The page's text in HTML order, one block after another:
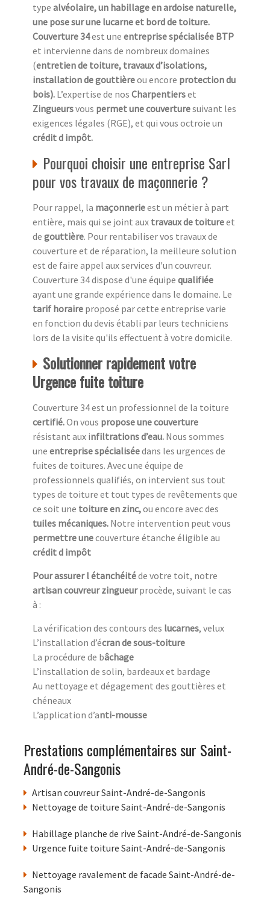
type alvéolaire, un habillage en ardoise naturelle,
une pose sur une lucarne et bord de toiture.
Couverture 34est une entreprise spécialisée BTP
et intervienne dans de nombreux domaines
(entretien de toiture, travaux d’isolations,
installation de gouttièreou encore protection du
bois). L’expertise de nos Charpentierset
Zingueursvous permet une couverturesuivant les
exigences légales (RGE), et qui vous octroie un
crédit d impôt.
Pourquoi choisir une entreprise Sarl
pour vos travaux de maçonnerie ?
Pour rappel, la maçonnerieest un métier à part
entière, mais qui se joint aux travaux de toitureet
de gouttière. Pour rentabiliser vos travaux de
couverture et de réparation, la meilleure solution
est de faire appel aux services d'un couvreur.
Couverture 34 dispose d'une équipe qualifiée
ayant une grande expérience dans le domaine. Le
tarif horaire proposé par cette entreprise varie
en fonction du devis établi par leurs techniciens
lors de la visite qu'ils effectuent à votre domicile.
Solutionner rapidement votre
Urgence fuite toiture
Couverture 34 est un professionnel de la toiture
certifié.On vous propose une couverture
résistant aux infiltrations d’eau. Nous sommes
une entreprise spécialiséedans les urgences de
fuites de toitures. Avec une équipe de
professionnels qualifiés, on intervient sus tout
types de toiture et tout types de revêtements que
ce soit une toiture en zinc,ou encore avec des
tuiles mécaniques. Notre intervention peut vous
permettre unecouverture étanche éligible au
crédit d impôt
Pour assurer l étanchéitéde votre toit, notre
artisan couvreur zingueurprocède, suivant le cas
à :
La vérification des contours des lucarnes, velux
L’installation d’écran de sous-toiture
La procédure de bâchage
L’installation de solin, bardeaux et bardage
Au nettoyage et dégagement des gouttières et
chéneaux
L’application d’anti-mousse
Prestations complémentaires sur Saint-
André-de-Sangonis
Artisan couvreur Saint-André-de-Sangonis
Nettoyage de toiture Saint-André-de-Sangonis
Habillage planche de rive Saint-André-de-Sangonis
Urgence fuite toiture Saint-André-de-Sangonis
Nettoyage ravalement de facade Saint-André-de-
Sangonis